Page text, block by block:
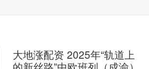
大地涨配资 2025年“轨道上